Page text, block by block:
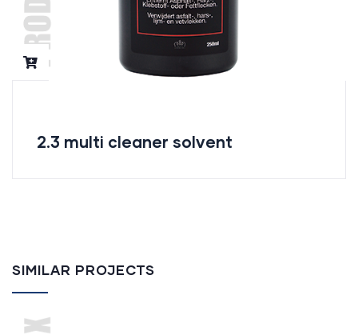
2.3 multi cleaner solvent
SIMILAR PROJECTS